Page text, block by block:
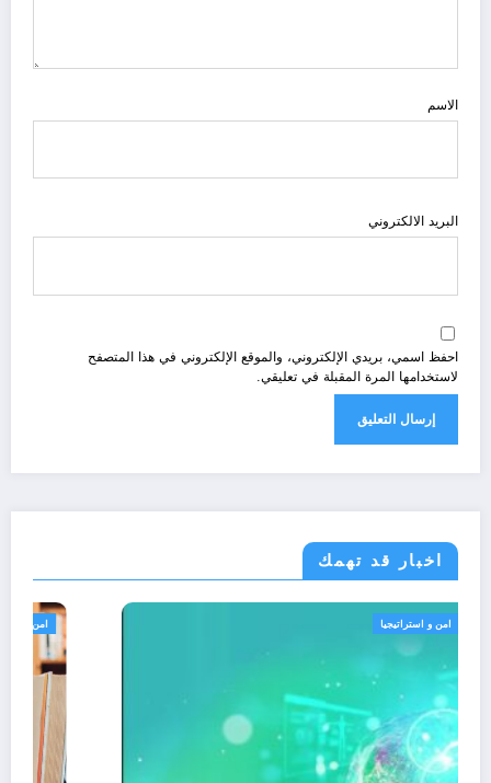
الاسم
البريد الالكتروني
احفظ اسمي، بريدي الإلكتروني، والموقع الإلكتروني في هذا المتصفح
لاستخدامها المرة المقبلة في تعليقي.
اخبار قد تهمك
الجزائر الحدث